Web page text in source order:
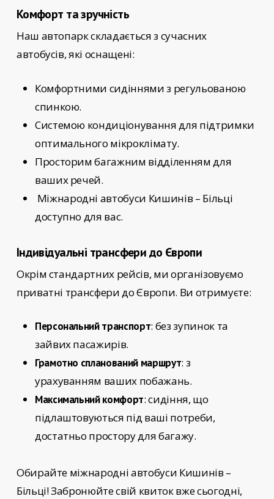
Комфорт та зручність
Наш автопарк складається з сучасних
автобусів, які оснащені:
Комфортними сидіннями з регульованою
спинкою.
Системою кондиціонування для підтримки
оптимального мікроклімату.
Просторим багажним відділенням для
ваших речей.
Міжнародні автобуси Кишинів – Більці
доступно для вас.
Індивідуальні трансфери до Європи
Окрім стандартних рейсів, ми організовуємо
приватні трансфери до Європи. Ви отримуєте:
Персональний транспорт: без зупинок та
зайвих пасажирів.
Грамотно спланований маршрут: з
урахуванням ваших побажань.
Максимальний комфорт: сидіння, що
підлаштовуються під ваші потреби,
достатньо простору для багажу.
Обирайте міжнародні автобуси Кишинів –
Більці!Забронюйте свій квиток вже сьогодні,